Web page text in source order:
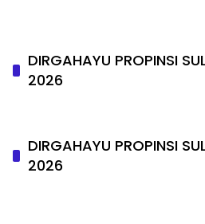
DIRGAHAYU PROPINSI
2026
DIRGAHAYU PROPINSI
2026